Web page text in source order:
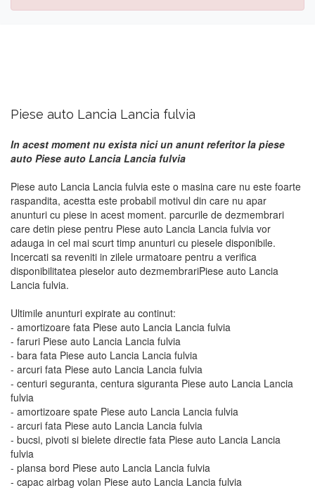
Piese auto Lancia Lancia fulvia
In acest moment nu exista nici un anunt referitor la piese
auto Piese auto Lancia Lancia fulvia
Piese auto Lancia Lancia fulvia este o masina care nu este foarte
raspandita, acestta este probabil motivul din care nu apar
anunturi cu piese in acest moment. parcurile de dezmembrari
care detin piese pentru Piese auto Lancia Lancia fulvia vor
adauga in cel mai scurt timp anunturi cu piesele disponibile.
Incercati sa reveniti in zilele urmatoare pentru a verifica
disponibilitatea pieselor auto dezmembrariPiese auto Lancia
Lancia fulvia.
Ultimile anunturi expirate au continut:
- amortizoare fata Piese auto Lancia Lancia fulvia
- faruri Piese auto Lancia Lancia fulvia
- bara fata Piese auto Lancia Lancia fulvia
- arcuri fata Piese auto Lancia Lancia fulvia
- centuri seguranta, centura siguranta Piese auto Lancia Lancia
fulvia
- amortizoare spate Piese auto Lancia Lancia fulvia
- arcuri fata Piese auto Lancia Lancia fulvia
- bucsi, pivoti si bielete directie fata Piese auto Lancia Lancia
fulvia
- plansa bord Piese auto Lancia Lancia fulvia
- capac airbag volan Piese auto Lancia Lancia fulvia